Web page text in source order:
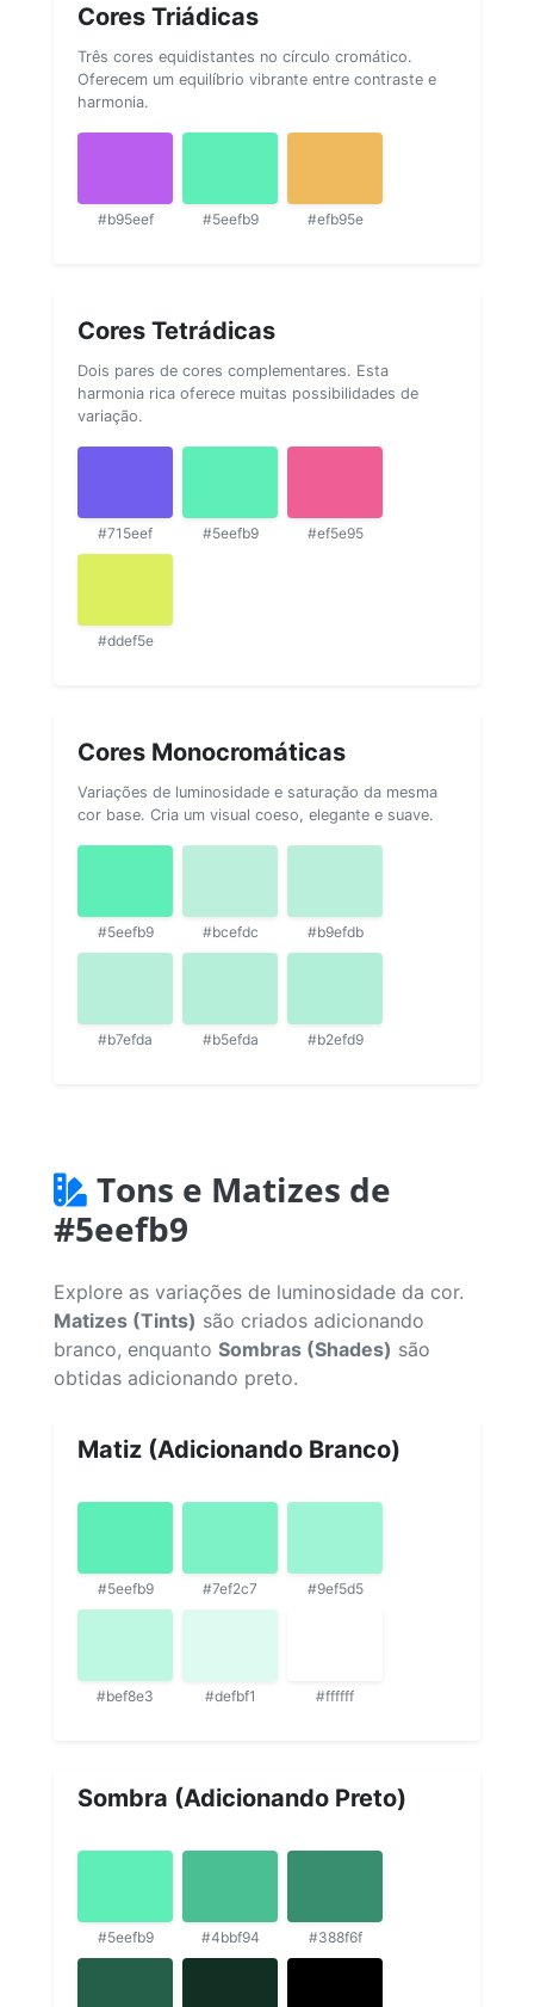
Cores Triádicas
Três cores equidistantes no círculo cromático.
Oferecem um equilíbrio vibrante entre contraste e
harmonia.
#b95eef #5eefb9 #efb95e
Cores Tetrádicas
Dois pares de cores complementares. Esta
harmonia rica oferece muitas possibilidades de
variação.
#715eef #5eefb9 #ef5e95
#ddef5e
Cores Monocromáticas
Variações de luminosidade e saturação da mesma
cor base. Cria um visual coeso, elegante e suave.
#5eefb9 #bcefdc #b9efdb
#b7efda #b5efda #b2efd9
Tons e Matizes de
#5eefb9
Explore as variações de luminosidade da cor.
Matizes (Tints) são criados adicionando
branco, enquanto Sombras (Shades) são
obtidas adicionando preto.
Matiz (Adicionando Branco)
#5eefb9 #7ef2c7 #9ef5d5
#bef8e3 #defbf1 #ffffff
Sombra (Adicionando Preto)
#5eefb9 #4bbf94 #388f6f